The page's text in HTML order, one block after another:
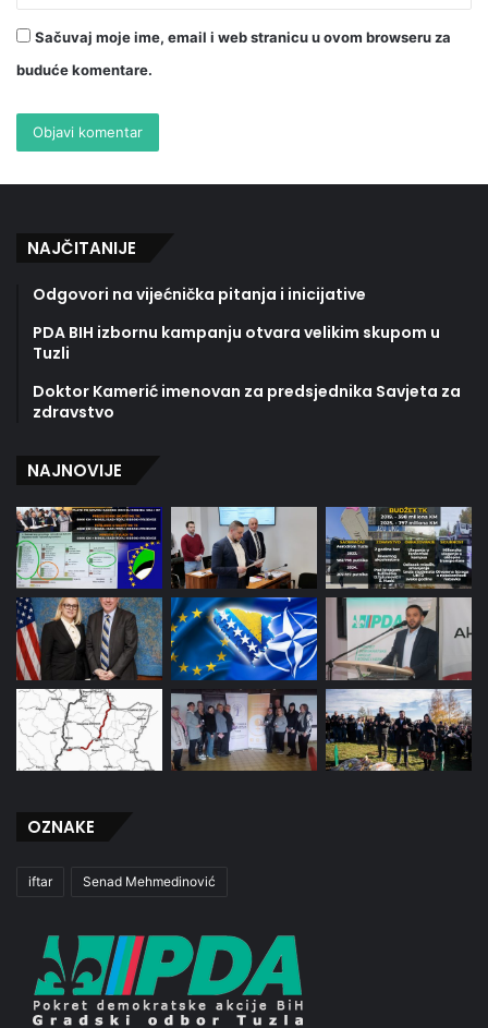
Sačuvaj moje ime, email i web stranicu u ovom browseru za
buduće komentare.
NAJČITANIJE
Odgovori na vijećnička pitanja i inicijative
PDA BIH izbornu kampanju otvara velikim skupom u
Tuzli
Doktor Kamerić imenovan za predsjednika Savjeta za
zdravstvo
NAJNOVIJE
OZNAKE
iftar Senad Mehmedinović